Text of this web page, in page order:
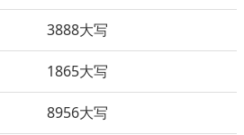
3888大写
1865大写
8956大写